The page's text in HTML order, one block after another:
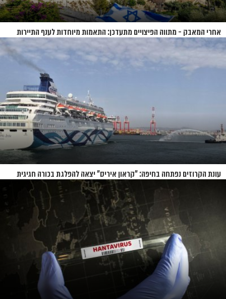
אחרי המאבק - מתווה הפיצויים מתעדכן: התאמות מיוחדות לענף התיירות
עונת הקרוזים נפתחה בחיפה: "קראון איריס" יצאה להפלגת בכורה חגיגית